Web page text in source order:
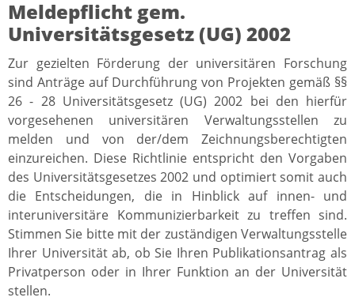
Meldepflicht gem.
Universitätsgesetz (UG) 2002
Zur gezielten Förderung der universitären Forschung
sind Anträge auf Durchführung von Projekten gemäß §§
26 - 28 Universitätsgesetz (UG) 2002 bei den hierfür
vorgesehenen universitären Verwaltungsstellen zu
melden und von der/dem Zeichnungsberechtigten
einzureichen. Diese Richtlinie entspricht den Vorgaben
des Universitätsgesetzes 2002 und optimiert somit auch
die Entscheidungen, die in Hinblick auf innen- und
interuniversitäre Kommunizierbarkeit zu treffen sind.
Stimmen Sie bitte mit der zuständigen Verwaltungsstelle
Ihrer Universität ab, ob Sie Ihren Publikationsantrag als
Privatperson oder in Ihrer Funktion an der Universität
stellen.